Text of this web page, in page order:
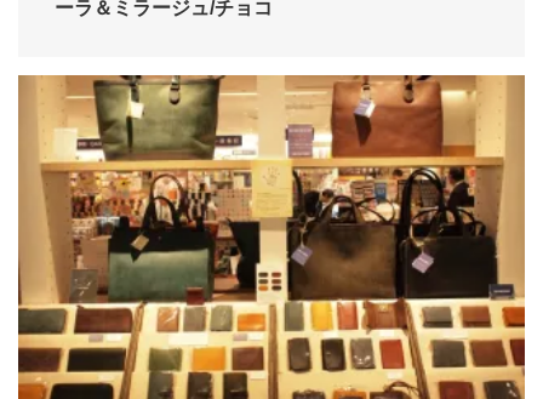
ーラ＆ミラージュ/チョコ